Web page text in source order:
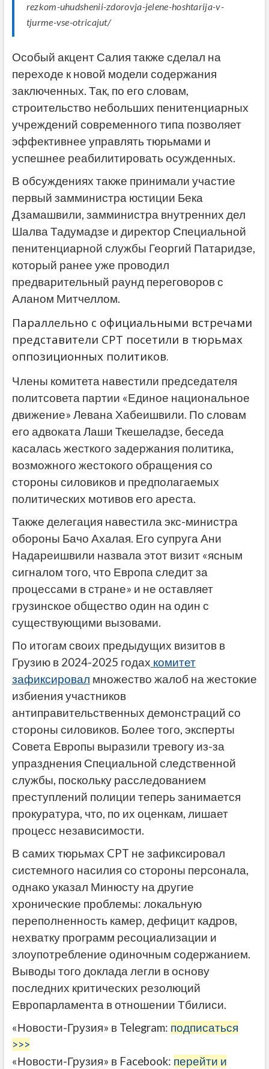
rezkom-uhudshenii-zdorovja-jelene-hoshtarija-v-
tjurme-vse-otricajut/
Особый акцент Салия также сделал на
переходе к новой модели содержания
заключенных. Так, по его словам,
строительство небольших пенитенциарных
учреждений современного типа позволяет
эффективнее управлять тюрьмами и
успешнее реабилитировать осужденных.
В обсуждениях также принимали участие
первый замминистра юстиции Бека
Дзамашвили, замминистра внутренних дел
Шалва Тадумадзе и директор Специальной
пенитенциарной службы Георгий Патаридзе,
который ранее уже проводил
предварительный раунд переговоров с
Аланом Митчеллом.
Параллельно с официальными встречами
представители CPT посетили в тюрьмах
оппозиционных политиков.
Члены комитета навестили председателя
политсовета партии «Единое национальное
движение» Левана Хабеишвили. По словам
его адвоката Лаши Ткешеладзе, беседа
касалась жесткого задержания политика,
возможного жестокого обращения со
стороны силовиков и предполагаемых
политических мотивов его ареста.
Также делегация навестила экс-министра
обороны Бачо Ахалая. Его супруга Ани
Надареишвили назвала этот визит «ясным
сигналом того, что Европа следит за
процессами в стране» и не оставляет
грузинское общество один на один с
существующими вызовами.
По итогам своих предыдущих визитов в
Грузию в 2024-2025 годах комитет
зафиксировал множество жалоб на жестокие
избиения участников
антиправительственных демонстраций со
стороны силовиков. Более того, эксперты
Совета Европы выразили тревогу из-за
упразднения Специальной следственной
службы, поскольку расследованием
преступлений полиции теперь занимается
прокуратура, что, по их оценкам, лишает
процесс независимости.
В самих тюрьмах CPT не зафиксировал
системного насилия со стороны персонала,
однако указал Минюсту на другие
хронические проблемы: локальную
переполненность камер, дефицит кадров,
нехватку программ ресоциализации и
злоупотребление одиночным содержанием.
Выводы того доклада легли в основу
последних критических резолюций
Европарламента в отношении Тбилиси.
«Новости-Грузия» в Telegram: подписаться
>>>
«Новости-Грузия» в Facebook: перейти и